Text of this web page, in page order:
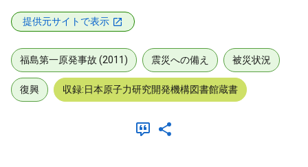
提供元サイトで表示
福島第一原発事故 (2011) 震災への備え 被災状況
復興 収録:日本原子力研究開発機構図書館蔵書